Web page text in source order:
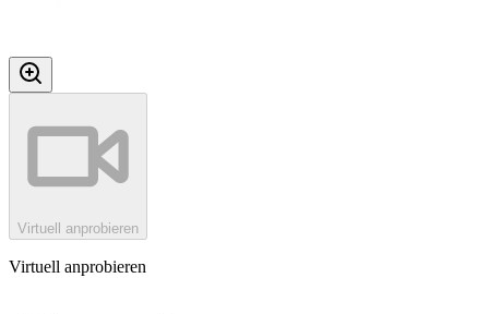
Virtuell anprobieren
Virtuell anprobieren